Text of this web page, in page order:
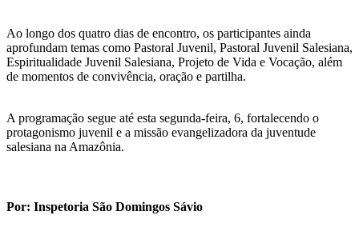
Ao longo dos quatro dias de encontro, os participantes ainda
aprofundam temas como Pastoral Juvenil, Pastoral Juvenil Salesiana,
Espiritualidade Juvenil Salesiana, Projeto de Vida e Vocação, além
de momentos de convivência, oração e partilha.
A programação segue até esta segunda-feira, 6, fortalecendo o
protagonismo juvenil e a missão evangelizadora da juventude
salesiana na Amazônia.
Por: Inspetoria São Domingos Sávio